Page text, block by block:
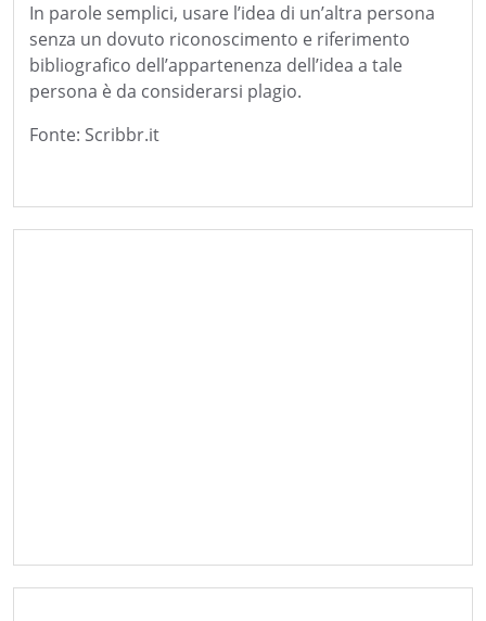
In parole semplici, usare l’idea di un’altra persona
senza un dovuto riconoscimento e riferimento
bibliografico dell’appartenenza dell’idea a tale
persona è da considerarsi plagio.
Fonte: Scribbr.it